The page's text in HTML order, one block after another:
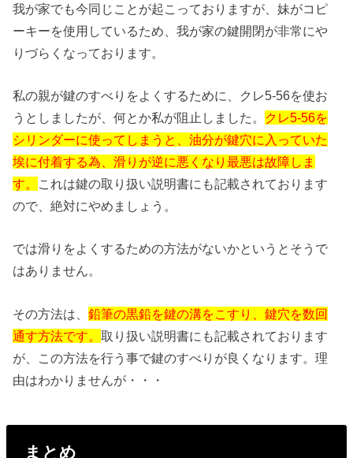
我が家でも今同じことが起こっておりますが、妹がコピ
ーキーを使用しているため、我が家の鍵開閉が非常にや
りづらくなっております。
私の親が鍵のすべりをよくするために、クレ5-56を使お
うとしましたが、何とか私が阻止しました。 クレ5-56を
シリンダーに使ってしまうと、油分が鍵穴に入っていた
埃に付着する為、滑りが逆に悪くなり最悪は故障しま
す。 これは鍵の取り扱い説明書にも記載されております
ので、絶対にやめましょう。
では滑りをよくするための方法がないかというとそうで
はありません。
その方法は、鉛筆の黒鉛を鍵の溝をこすり、鍵穴を数回
通す方法です。取り扱い説明書にも記載されております
が、この方法を行う事で鍵のすべりが良くなります。理
由はわかりませんが・・・
まとめ